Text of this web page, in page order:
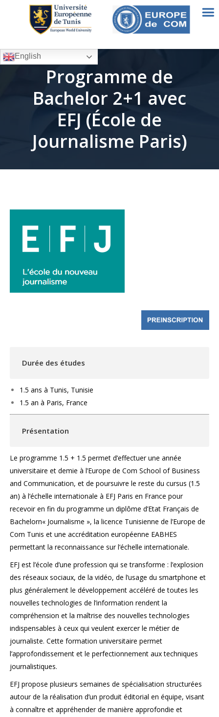
Programme de
Bachelor 2+1 avec
EFJ (École de
Journalisme Paris)
Durée des études
1.5 ans à Tunis, Tunisie
1.5 an à Paris, France
Présentation
Le programme 1.5 + 1.5 permet d’effectuer une année
universitaire et demie à l’Europe de Com School of Business
and Communication, et de poursuivre le reste du cursus (1.5
an) à l’échelle internationale à EFJ Paris en France pour
recevoir en fin du programme un diplôme d’Etat Français de
Bachelorn« Journalisme », la licence Tunisienne de l’Europe de
Com Tunis et une accréditation européenne EABHES
permettant la reconnaissance sur l’échelle internationale.
EFJ est l’école d’une profession qui se transforme : l’explosion
des réseaux sociaux, de la vidéo, de l’usage du smartphone et
plus généralement le développement accéléré de toutes les
nouvelles technologies de l’information rendent la
compréhension et la maîtrise des nouvelles technologies
indispensables à ceux qui veulent exercer le métier de
journaliste. Cette formation universitaire permet
l’approfondissement et le perfectionnement aux techniques
journalistiques.
EFJ propose plusieurs semaines de spécialisation structurées
autour de la réalisation d’un produit éditorial en équipe, visant
à connaître et appréhender de manière approfondie et
English